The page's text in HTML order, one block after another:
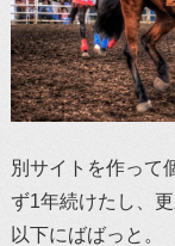
別サイトを作って
ず1年続けたし、
以下にばばっと。